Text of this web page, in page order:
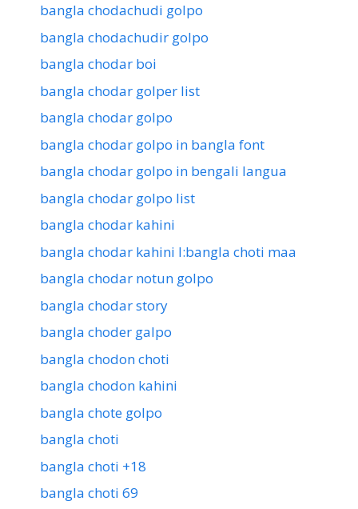
bangla chodachudi golpo
bangla chodachudir golpo
bangla chodar boi
bangla chodar golper list
bangla chodar golpo
bangla chodar golpo in bangla font
bangla chodar golpo in bengali langua
bangla chodar golpo list
bangla chodar kahini
bangla chodar kahini l:bangla choti maa
bangla chodar notun golpo
bangla chodar story
bangla choder galpo
bangla chodon choti
bangla chodon kahini
bangla chote golpo
bangla choti
bangla choti +18
bangla choti 69